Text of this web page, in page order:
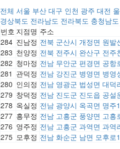
전체 서울 부산 대구 인천 광주 대전
경상북도 전라남도 전라북도 충청남도
번호 지점명 주소
284 진남정 전북 군산시 개정면 원발
283 천양정 전북 전주시 완산구 전주
282 청마정 전남 무안군 편경면 공항
281 관덕정 전남 강진군 병영면 병영
280 인의정 전남 영광군 법성면 대덕
279 창덕정 전남 진도군 진도읍 공설
278 옥실정 전남 광양시 옥곡면 명주
277 흥무정 전남 고흥군 풍양면 고흥
276 영주정 전남 고흥군 과역면 과역
275 모후정 전남 화순군 남면 모후로